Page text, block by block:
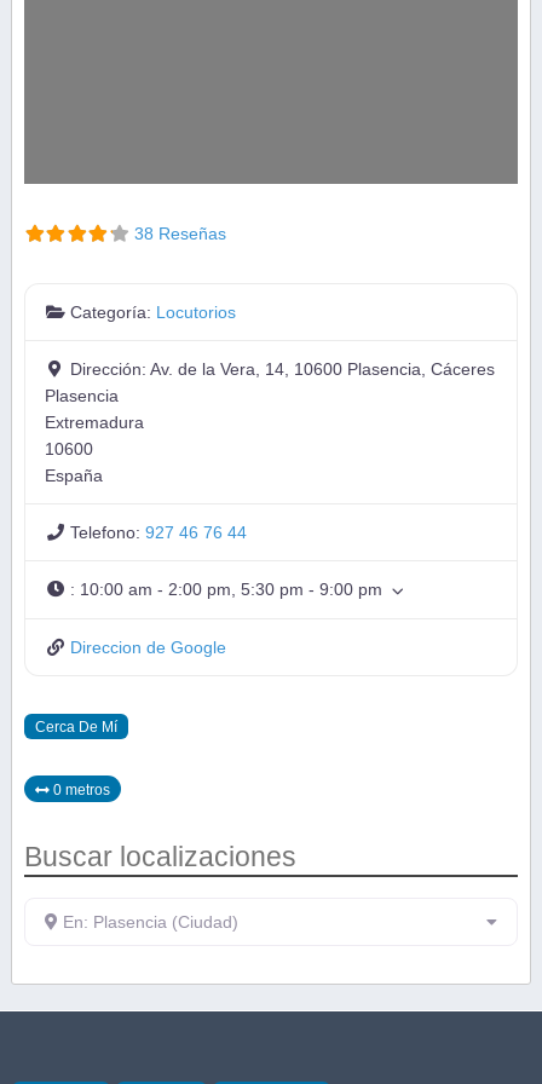
38 Reseñas
Categoría: Locutorios
Dirección:Av. de la Vera, 14, 10600 Plasencia, Cáceres
Plasencia
Extremadura
10600
España
Telefono:927 46 76 44
: 10:00 am - 2:00 pm, 5:30 pm - 9:00 pm
Direccion de Google
Cerca De Mí
0 metros
Buscar localizaciones
En: Plasencia (Ciudad)